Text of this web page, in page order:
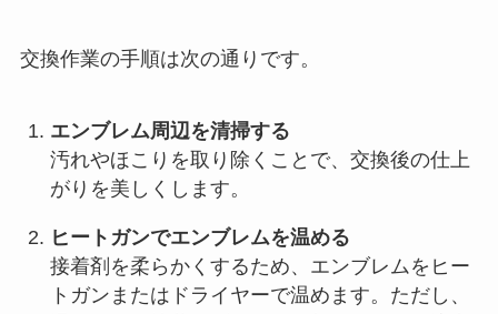
交換作業の手順は次の通りです。
エンブレム周辺を清掃する
汚れやほこりを取り除くことで、交換後の仕上
がりを美しくします。
ヒートガンでエンブレムを温める
接着剤を柔らかくするため、エンブレムをヒー
トガンまたはドライヤーで温めます。ただし、